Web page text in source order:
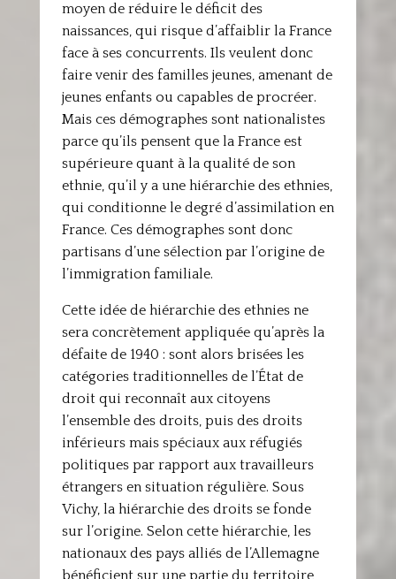
moyen de réduire le déficit des
naissances, qui risque d’affaiblir la France
face à ses concurrents. Ils veulent donc
faire venir des familles jeunes, amenant de
jeunes enfants ou capables de procréer.
Mais ces démographes sont nationalistes
parce qu’ils pensent que la France est
supérieure quant à la qualité de son
ethnie, qu’il y a une hiérarchie des ethnies,
qui conditionne le degré d’assimilation en
France. Ces démographes sont donc
partisans d’une sélection par l’origine de
l’immigration familiale.
Cette idée de hiérarchie des ethnies ne
sera concrètement appliquée qu’après la
défaite de 1940 : sont alors brisées les
catégories traditionnelles de l’État de
droit qui reconnaît aux citoyens
l’ensemble des droits, puis des droits
inférieurs mais spéciaux aux réfugiés
politiques par rapport aux travailleurs
étrangers en situation régulière. Sous
Vichy, la hiérarchie des droits se fonde
sur l’origine. Selon cette hiérarchie, les
nationaux des pays alliés de l’Allemagne
bénéficient sur une partie du territoire